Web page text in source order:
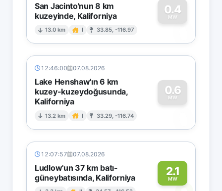
San Jacinto'nun 8 km
kuzeyinde, Kaliforniya
13.0 km I 33.85, -116.97
0.4
MW
0
12:46:00 07.08.2026
Lake Henshaw'ın 6 km
kuzey-kuzeydoğusunda,
Kaliforniya
13.2 km I 33.29, -116.74
0.6
MW
0
12:07:57 07.08.2026
Ludlow'un 37 km batı-
güneybatısında, Kaliforniya
2.1
MW